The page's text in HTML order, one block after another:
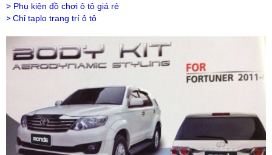
> Phụ kiện đồ chơi ô tô giá rẻ
> Chỉ taplo trang trí ô tô